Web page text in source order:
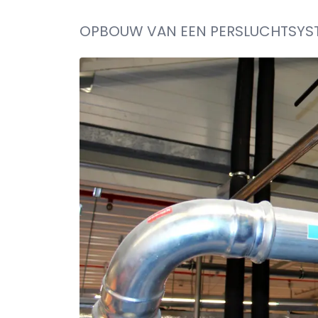
OPBOUW VAN EEN